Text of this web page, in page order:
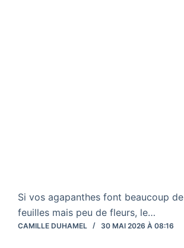
Si vos agapanthes font beaucoup de
feuilles mais peu de fleurs, le…
CAMILLE DUHAMEL 30 MAI 2026 À 08:16